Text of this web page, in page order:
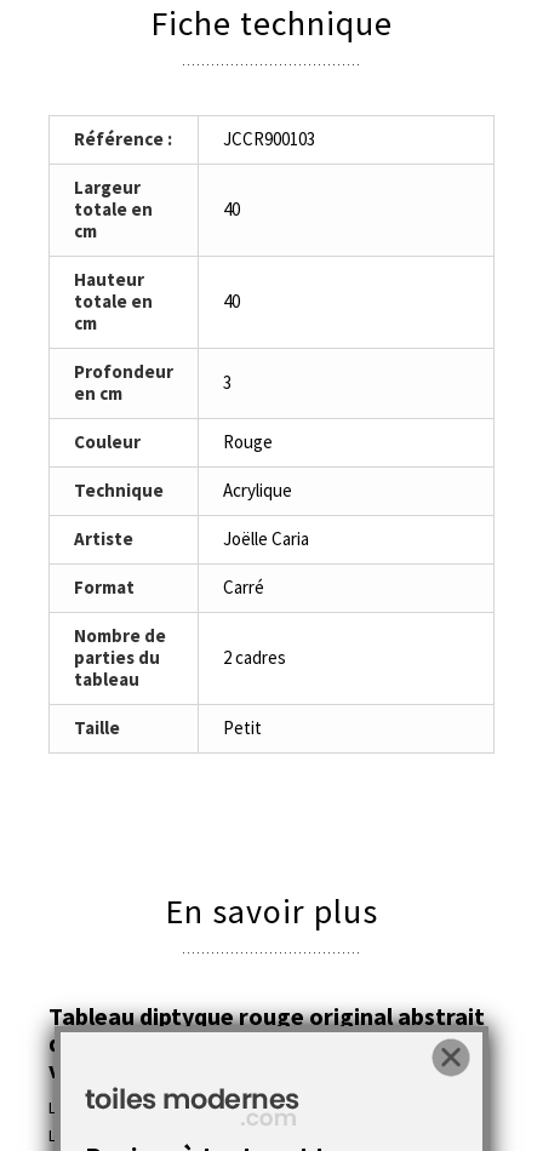
Fiche technique
Référence : JCCR900103
Largeur
totale en
cm
40
Hauteur
totale en
cm
40
Profondeur
en cm
3
Couleur Rouge
Technique Acrylique
Artiste Joëlle Caria
Format Carré
Nombre de
parties du
tableau
2 cadres
Taille Petit
En savoir plus
Tableau diptyque rouge original abstrait
de qualité pourune amélioration de
votre intérieur.
Les cadres sont uniques et peintes par l'artiste Jöelle Caria.
Le tableau peut être utilisé par exemple sur le mur d'un salon